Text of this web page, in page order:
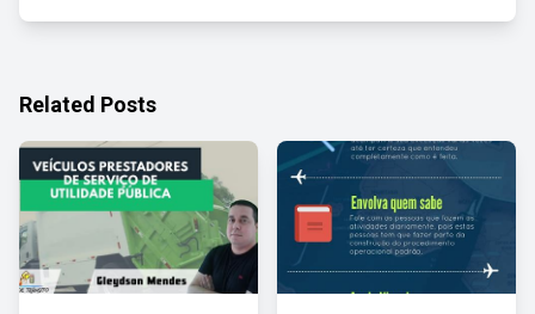
Related Posts